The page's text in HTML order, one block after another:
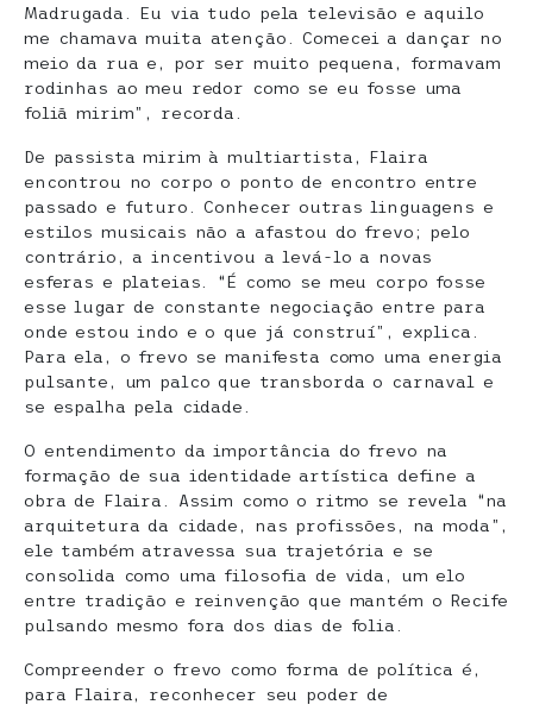
Madrugada. Eu via tudo pela televisão e aquilo
me chamava muita atenção. Comecei a dançar no
meio da rua e, por ser muito pequena, formavam
rodinhas ao meu redor como se eu fosse uma
foliã mirim”, recorda.
De passista mirim à multiartista, Flaira
encontrou no corpo o ponto de encontro entre
passado e futuro. Conhecer outras linguagens e
estilos musicais não a afastou do frevo; pelo
contrário, a incentivou a levá-lo a novas
esferas e plateias. “É como se meu corpo fosse
esse lugar de constante negociação entre para
onde estou indo e o que já construí”, explica.
Para ela, o frevo se manifesta como uma energia
pulsante, um palco que transborda o carnaval e
se espalha pela cidade.
O entendimento da importância do frevo na
formação de sua identidade artística define a
obra de Flaira. Assim como o ritmo se revela “na
arquitetura da cidade, nas profissões, na moda”,
ele também atravessa sua trajetória e se
consolida como uma filosofia de vida, um elo
entre tradição e reinvenção que mantém o Recife
pulsando mesmo fora dos dias de folia.
Compreender o frevo como forma de política é,
para Flaira, reconhecer seu poder de